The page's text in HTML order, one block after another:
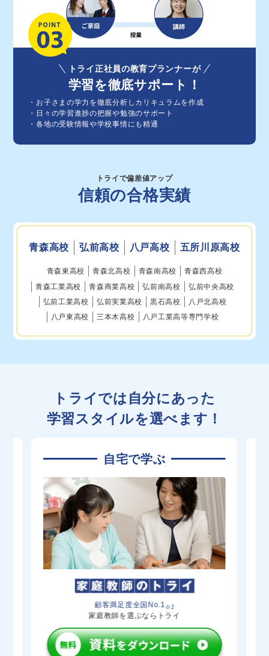
トライ正社員の教育プランナーが
学習を徹底サポート！
・お⼦さまの学⼒を徹底分析しカリキュラムを作成
・⽇々の学習進捗の把握や勉強のサポート
・各地の受験情報や学校事情にも精通
トライで偏差値アップ
信頼の合格実績
青森高校 弘前高校 八戸高校 五所川原高校
青森東高校 青森北高校 青森南高校
青森西高校
青森工業高校
青森商業高校 弘前南高校
弘前中央高校
弘前工業高校
弘前実業高校 黒石高校
八戸北高校
八戸東高校
三本木高校 八戸工業高等専門学校
トライでは自分にあった
学習スタイルを選べます！
自宅で学ぶ
顧客満足度全国No.1 ※2
家庭教師を選ぶならトライ